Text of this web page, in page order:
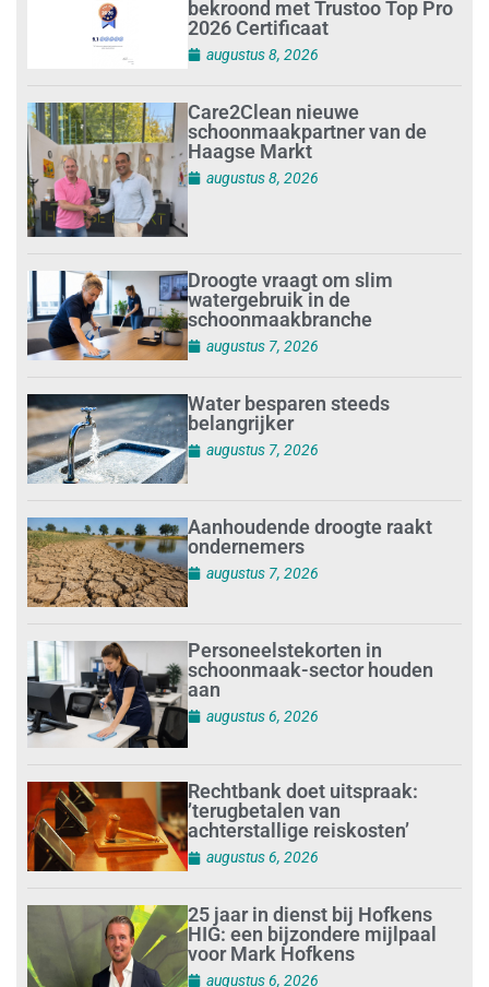
bekroond met Trustoo Top Pro
2026 Certificaat
augustus 8, 2026
Care2Clean nieuwe
schoonmaakpartner van de
Haagse Markt
augustus 8, 2026
Droogte vraagt om slim
watergebruik in de
schoonmaakbranche
augustus 7, 2026
Water besparen steeds
belangrijker
augustus 7, 2026
Aanhoudende droogte raakt
ondernemers
augustus 7, 2026
Personeelstekorten in
schoonmaak-sector houden
aan
augustus 6, 2026
Rechtbank doet uitspraak:
’terugbetalen van
achterstallige reiskosten’
augustus 6, 2026
25 jaar in dienst bij Hofkens
HIG: een bijzondere mijlpaal
voor Mark Hofkens
augustus 6, 2026